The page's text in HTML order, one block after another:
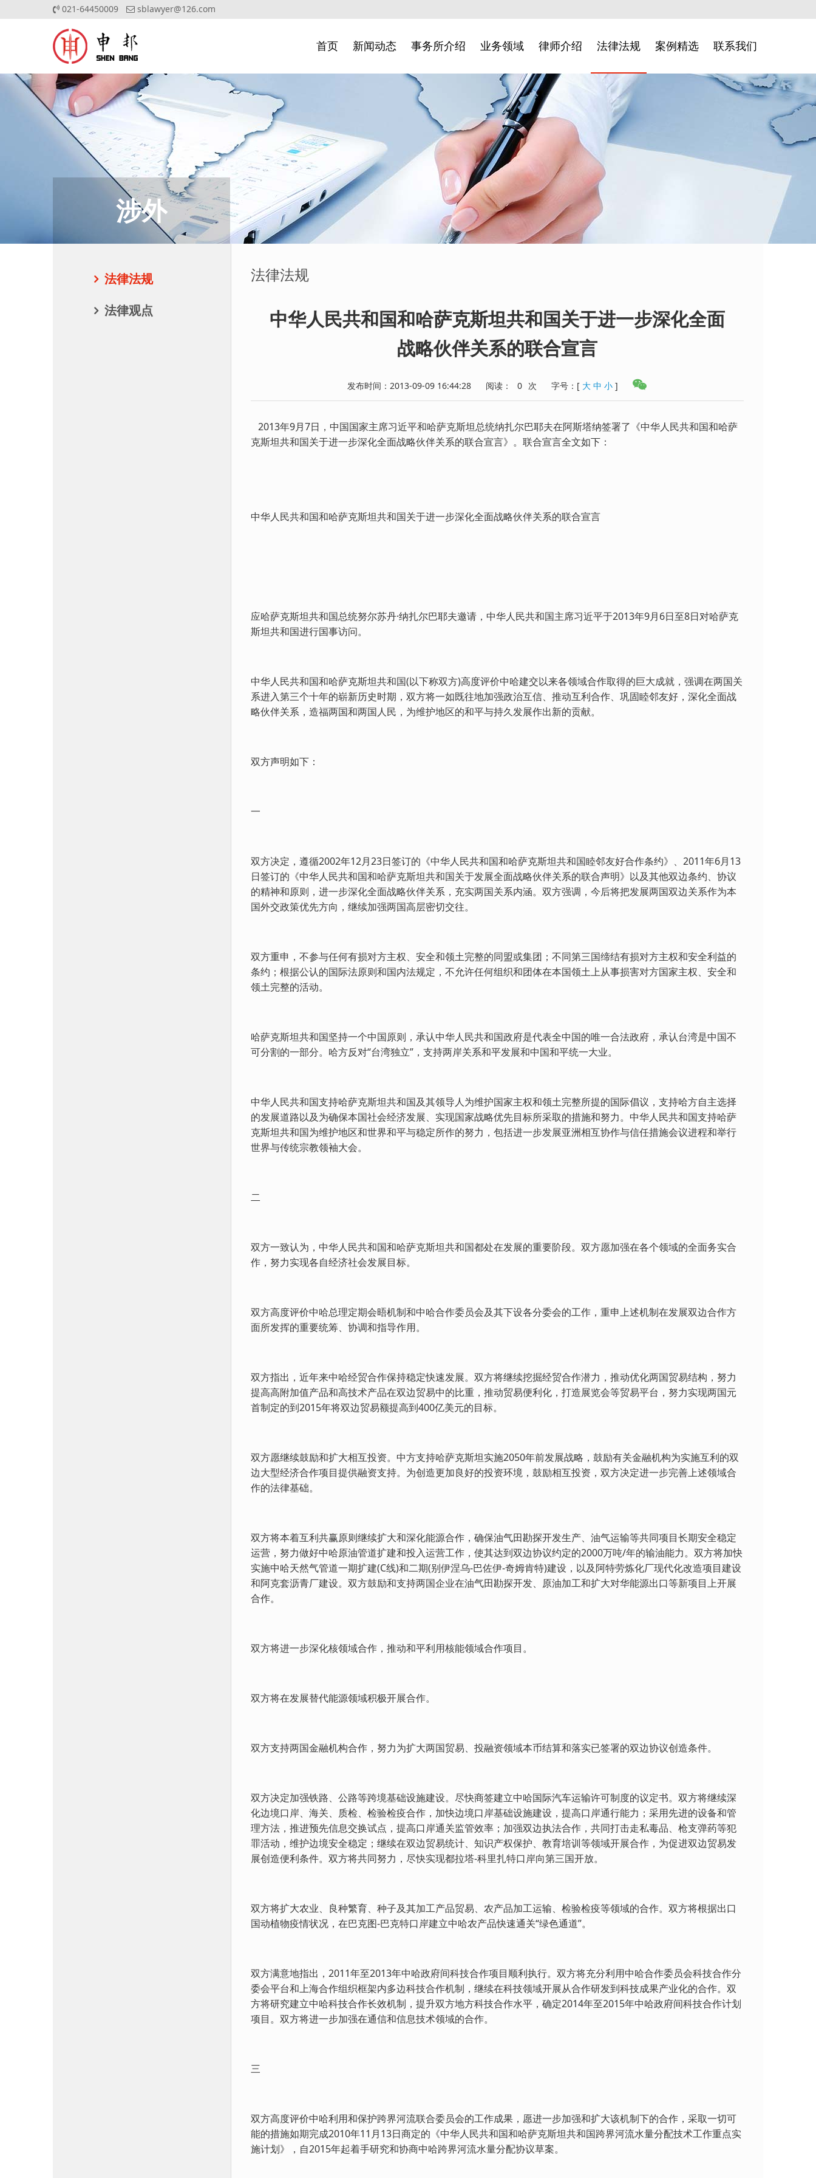
021-64450009 sblawyer@126.com
首页 新闻动态 事务所介绍 业务领域 律师介绍 法律法规 案例精选 联系我们
涉外
法律法规
法律观点
法律法规
中华人民共和国和哈萨克斯坦共和国关于进一步深化全面
战略伙伴关系的联合宣言
发布时间：2013-09-09 16:44:28 阅读： 0 次 字号： [ 大 中 小 ]
2013年9月7日，中国国家主席习近平和哈萨克斯坦总统纳扎尔巴耶夫在阿斯塔纳签署了《中华人民共和国和哈萨
克斯坦共和国关于进一步深化全面战略伙伴关系的联合宣言》。联合宣言全文如下：
中华人民共和国和哈萨克斯坦共和国关于进一步深化全面战略伙伴关系的联合宣言
应哈萨克斯坦共和国总统努尔苏丹·纳扎尔巴耶夫邀请，中华人民共和国主席习近平于2013年9月6日至8日对哈萨克
斯坦共和国进行国事访问。
中华人民共和国和哈萨克斯坦共和国(以下称双方)高度评价中哈建交以来各领域合作取得的巨大成就，强调在两国关
系进入第三个十年的崭新历史时期，双方将一如既往地加强政治互信、推动互利合作、巩固睦邻友好，深化全面战
略伙伴关系，造福两国和两国人民，为维护地区的和平与持久发展作出新的贡献。
双方声明如下：
一
双方决定，遵循2002年12月23日签订的《中华人民共和国和哈萨克斯坦共和国睦邻友好合作条约》、2011年6月13
日签订的《中华人民共和国和哈萨克斯坦共和国关于发展全面战略伙伴关系的联合声明》以及其他双边条约、协议
的精神和原则，进一步深化全面战略伙伴关系，充实两国关系内涵。双方强调，今后将把发展两国双边关系作为本
国外交政策优先方向，继续加强两国高层密切交往。
双方重申，不参与任何有损对方主权、安全和领土完整的同盟或集团；不同第三国缔结有损对方主权和安全利益的
条约；根据公认的国际法原则和国内法规定，不允许任何组织和团体在本国领土上从事损害对方国家主权、安全和
领土完整的活动。
哈萨克斯坦共和国坚持一个中国原则，承认中华人民共和国政府是代表全中国的唯一合法政府，承认台湾是中国不
可分割的一部分。哈方反对“台湾独立”，支持两岸关系和平发展和中国和平统一大业。
中华人民共和国支持哈萨克斯坦共和国及其领导人为维护国家主权和领土完整所提的国际倡议，支持哈方自主选择
的发展道路以及为确保本国社会经济发展、实现国家战略优先目标所采取的措施和努力。中华人民共和国支持哈萨
克斯坦共和国为维护地区和世界和平与稳定所作的努力，包括进一步发展亚洲相互协作与信任措施会议进程和举行
世界与传统宗教领袖大会。
二
双方一致认为，中华人民共和国和哈萨克斯坦共和国都处在发展的重要阶段。双方愿加强在各个领域的全面务实合
作，努力实现各自经济社会发展目标。
双方高度评价中哈总理定期会晤机制和中哈合作委员会及其下设各分委会的工作，重申上述机制在发展双边合作方
面所发挥的重要统筹、协调和指导作用。
双方指出，近年来中哈经贸合作保持稳定快速发展。双方将继续挖掘经贸合作潜力，推动优化两国贸易结构，努力
提高高附加值产品和高技术产品在双边贸易中的比重，推动贸易便利化，打造展览会等贸易平台，努力实现两国元
首制定的到2015年将双边贸易额提高到400亿美元的目标。
双方愿继续鼓励和扩大相互投资。中方支持哈萨克斯坦实施2050年前发展战略，鼓励有关金融机构为实施互利的双
边大型经济合作项目提供融资支持。为创造更加良好的投资环境，鼓励相互投资，双方决定进一步完善上述领域合
作的法律基础。
双方将本着互利共赢原则继续扩大和深化能源合作，确保油气田勘探开发生产、油气运输等共同项目长期安全稳定
运营，努力做好中哈原油管道扩建和投入运营工作，使其达到双边协议约定的2000万吨/年的输油能力。双方将加快
实施中哈天然气管道一期扩建(C线)和二期(别伊涅乌-巴佐伊-奇姆肯特)建设，以及阿特劳炼化厂现代化改造项目建设
和阿克套沥青厂建设。双方鼓励和支持两国企业在油气田勘探开发、原油加工和扩大对华能源出口等新项目上开展
合作。
双方将进一步深化核领域合作，推动和平利用核能领域合作项目。
双方将在发展替代能源领域积极开展合作。
双方支持两国金融机构合作，努力为扩大两国贸易、投融资领域本币结算和落实已签署的双边协议创造条件。
双方决定加强铁路、公路等跨境基础设施建设。尽快商签建立中哈国际汽车运输许可制度的议定书。双方将继续深
化边境口岸、海关、质检、检验检疫合作，加快边境口岸基础设施建设，提高口岸通行能力；采用先进的设备和管
理方法，推进预先信息交换试点，提高口岸通关监管效率；加强双边执法合作，共同打击走私毒品、枪支弹药等犯
罪活动，维护边境安全稳定；继续在双边贸易统计、知识产权保护、教育培训等领域开展合作，为促进双边贸易发
展创造便利条件。双方将共同努力，尽快实现都拉塔-科里扎特口岸向第三国开放。
双方将扩大农业、良种繁育、种子及其加工产品贸易、农产品加工运输、检验检疫等领域的合作。双方将根据出口
国动植物疫情状况，在巴克图-巴克特口岸建立中哈农产品快速通关“绿色通道”。
双方满意地指出，2011年至2013年中哈政府间科技合作项目顺利执行。双方将充分利用中哈合作委员会科技合作分
委会平台和上海合作组织框架内多边科技合作机制，继续在科技领域开展从合作研发到科技成果产业化的合作。双
方将研究建立中哈科技合作长效机制，提升双方地方科技合作水平，确定2014年至2015年中哈政府间科技合作计划
项目。双方将进一步加强在通信和信息技术领域的合作。
三
双方高度评价中哈利用和保护跨界河流联合委员会的工作成果，愿进一步加强和扩大该机制下的合作，采取一切可
能的措施如期完成2010年11月13日商定的《中华人民共和国和哈萨克斯坦共和国跨界河流水量分配技术工作重点实
施计划》，自2015年起着手研究和协商中哈跨界河流水量分配协议草案。